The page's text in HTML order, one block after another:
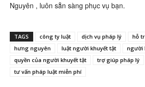
Nguyên , luôn sẵn sàng phục vụ bạn.
TAGS công ty luật dịch vụ pháp lý
hỗ
hưng nguyên
luật người khuyết tật
người
quyền của người khuyết tật
trợ giúp pháp lý
tư vấn pháp luật miễn phí